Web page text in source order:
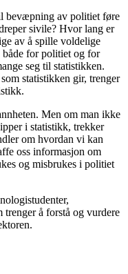
bevæpning av politiet føre
sivile? Hvor lang er
av å spille voldelige
både for politiet og for
seg til statistikken.
statistikken gir, trenger
Men om man ikke
i statistikk, trekker
om hvordan vi kan
oss informasjon om
og misbrukes i politiet
trenger å forstå og vurdere